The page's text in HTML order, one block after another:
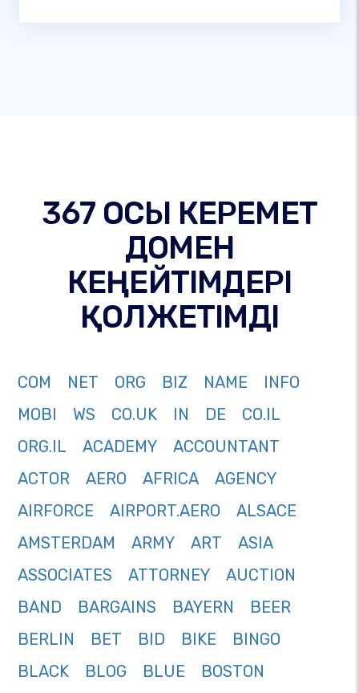
367 ОСЫ КЕРЕМЕТ
ДОМЕН
КЕҢЕЙТІМДЕРІ
ҚОЛЖЕТІМДІ
COM NET ORG BIZ NAME
INFO
MOBI
WS CO.UK IN DE
CO.IL
ORG.IL
ACADEMY
ACCOUNTANT
ACTOR
AERO AFRICA
AGENCY
AIRFORCE
AIRPORT.AERO
ALSACE
AMSTERDAM
ARMY ART
ASIA
ASSOCIATES
ATTORNEY
AUCTION
BAND
BARGAINS BAYERN
BEER
BERLIN
BET BID BIKE
BINGO
BLACK
BLOG BLUE
BOSTON